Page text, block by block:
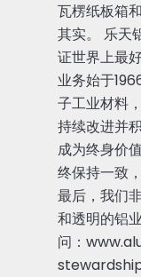
瓦楞纸板箱
其实。 乐天
证世界上最
业务始于
子工业材料
持续改进并
成为终身价
终保持一致
最后，我们
和透明的铝
问：